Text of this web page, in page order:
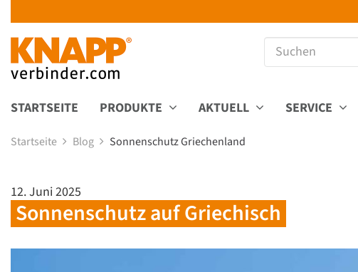
STARTSEITE PRODUKTE AKTUELL SERVICE
Startseite Blog Sonnenschutz Griechenland
12. Juni 2025
Sonnenschutz auf Griechisch